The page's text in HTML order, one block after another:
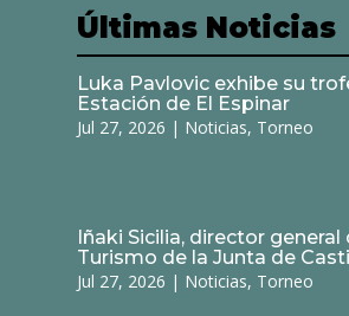
Últimas Noticias
Luka Pavlovic exhibe su
Estación de El Espinar
Jul 27, 2026 | Noticias, Torneo
Iñaki Sicilia, director general
Turismo de la Junta de
Jul 27, 2026 | Noticias, Torneo